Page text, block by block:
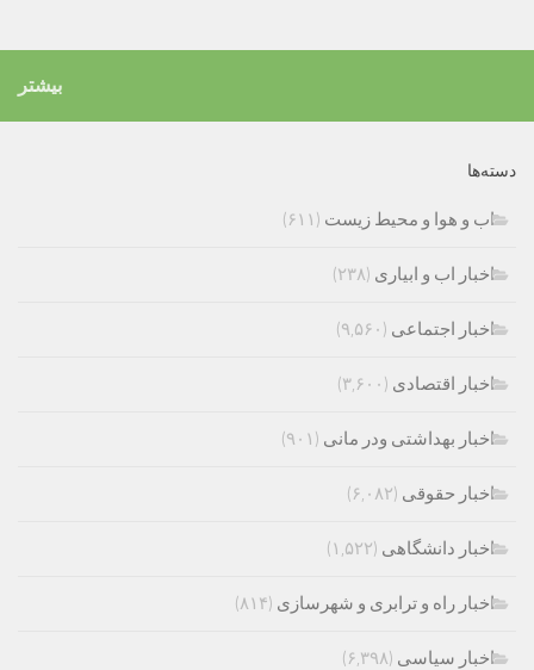
بیشتر
دسته‌ها
اب و هوا و محیط زیست (۶۱۱)
اخبار اب و ابیاری (۲۳۸)
اخبار اجتماعی (۹,۵۶۰)
اخبار اقتصادی (۳,۶۰۰)
اخبار بهداشتی ودر مانی (۹۰۱)
اخبار حقوقی (۶,۰۸۲)
اخبار دانشگاهی (۱,۵۲۲)
اخبار راه و ترابری و شهرسازی (۸۱۴)
اخبار سیاسی (۶,۳۹۸)